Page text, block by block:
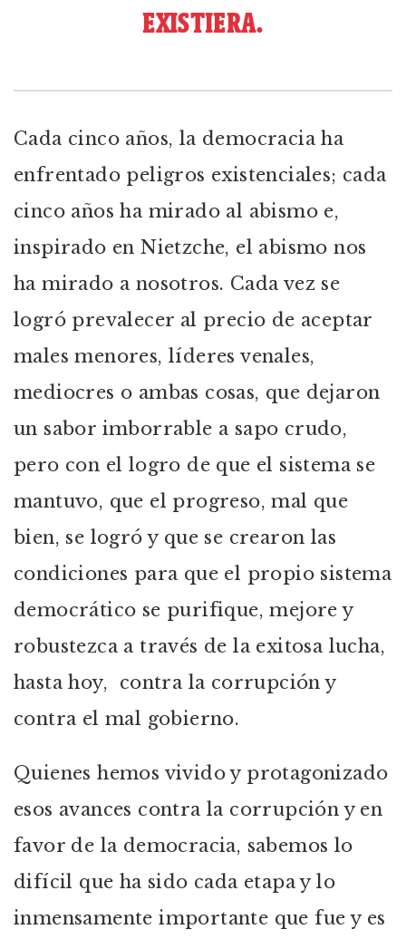
EXISTIERA.
Cada cinco años, la democracia ha
enfrentado peligros existenciales; cada
cinco años ha mirado al abismo e,
inspirado en Nietzche, el abismo nos
ha mirado a nosotros. Cada vez se
logró prevalecer al precio de aceptar
males menores, líderes venales,
mediocres o ambas cosas, que dejaron
un sabor imborrable a sapo crudo,
pero con el logro de que el sistema se
mantuvo, que el progreso, mal que
bien, se logró y que se crearon las
condiciones para que el propio sistema
democrático se purifique, mejore y
robustezca a través de la exitosa lucha,
hasta hoy, contra la corrupción y
contra el mal gobierno.
Quienes hemos vivido y protagonizado
esos avances contra la corrupción y en
favor de la democracia, sabemos lo
difícil que ha sido cada etapa y lo
inmensamente importante que fue y es